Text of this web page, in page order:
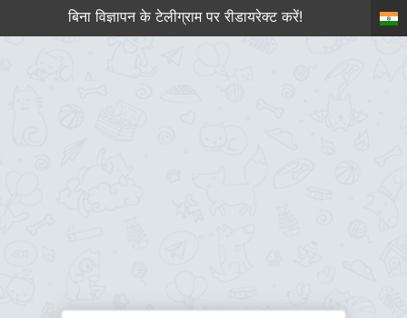
बिना विज्ञापन के टेलीग्राम पर रीडायरेक्ट करें!